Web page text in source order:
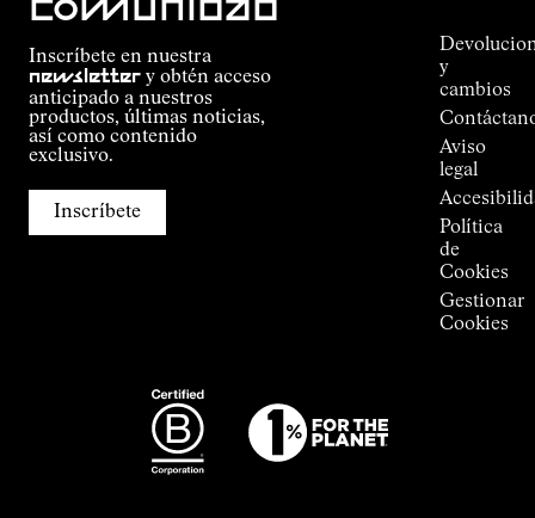
comunidad
Inscríbete en nuestra
newsletter y obtén acceso
anticipado a nuestros
productos, últimas noticias,
así como contenido
exclusivo.
Inscríbete
y
cambios
Aviso
legal
Política
de
Cookies
Gestionar
Cookies